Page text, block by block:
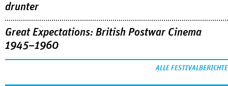
drunter
Great Expectations: British Postwar Cinema
1945–1960
ALLE FESTIVALBERICHTE